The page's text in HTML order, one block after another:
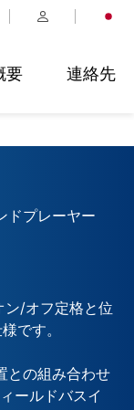
要 連絡先
ドプレーヤー
ン/オフ定格と位
です。
との組み合わせ
ールドバスイ